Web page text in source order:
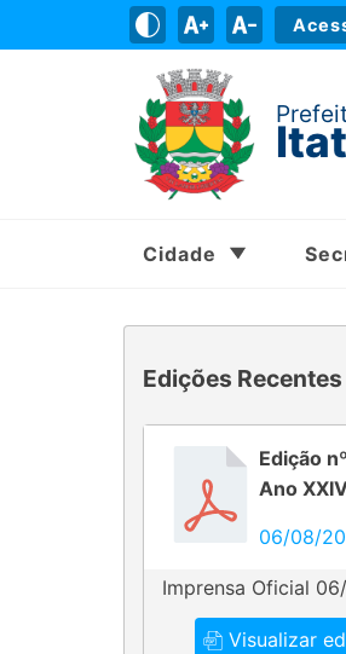
Cidade
Edições Recentes
Edição
Ano
06/08/
Imprensa Oficial
Visualizar